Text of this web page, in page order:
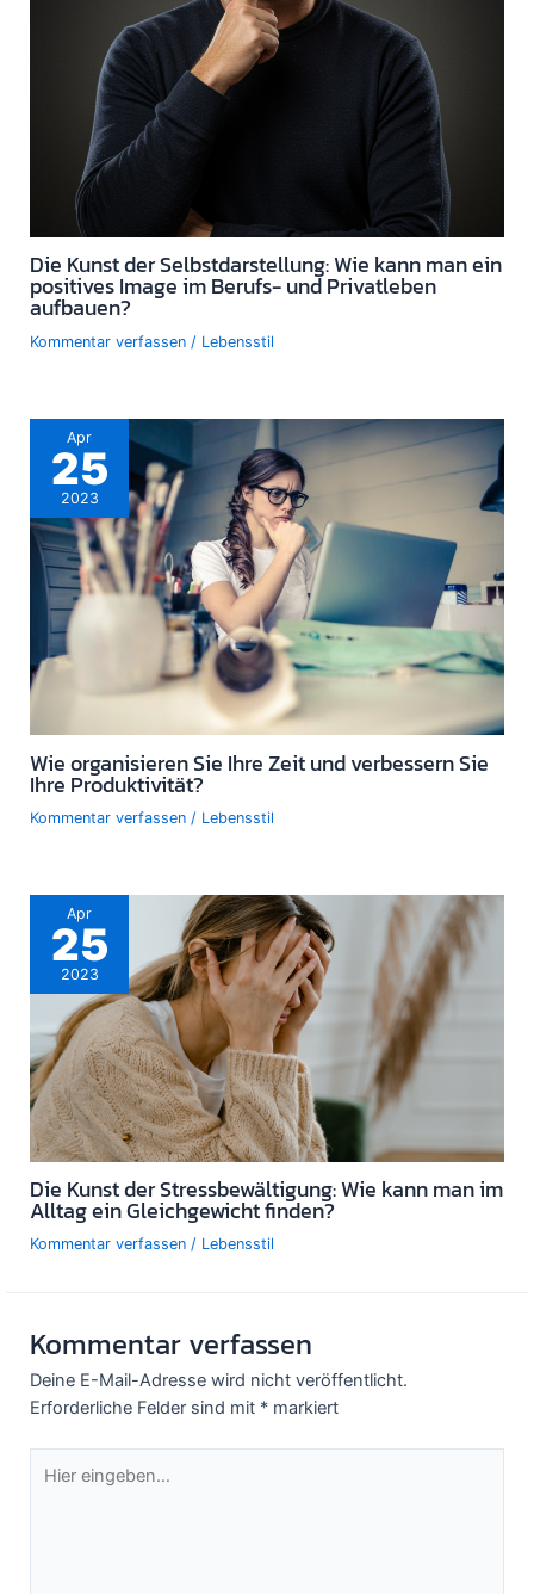
Die Kunst der Selbstdarstellung: Wie kann man ein
positives Image im Berufs- und Privatleben
aufbauen?
Kommentar verfassen / Lebensstil
Apr
25
2023
Wie organisieren Sie Ihre Zeit und verbessern Sie
Ihre Produktivität?
Kommentar verfassen / Lebensstil
Apr
25
2023
Die Kunst der Stressbewältigung: Wie kann man im
Alltag ein Gleichgewicht finden?
Kommentar verfassen / Lebensstil
Kommentar verfassen
Deine E-Mail-Adresse wird nicht veröffentlicht.
Erforderliche Felder sind mit * markiert
eingeben…